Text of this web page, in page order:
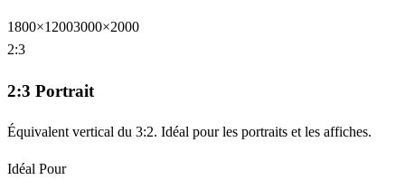
1800×12003000×2000
2:3
2:3 Portrait
Équivalent vertical du 3:2. Idéal pour les portraits et les affiches.
Idéal Pour